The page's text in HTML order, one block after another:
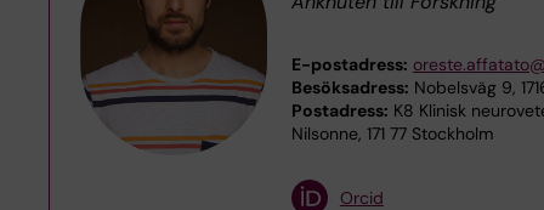
E-postadress:
Besöksadress: Nobelsväg 9,
Postadress: K8 Klinisk
Nilsonne, 171 77 Stockholm
Orcid